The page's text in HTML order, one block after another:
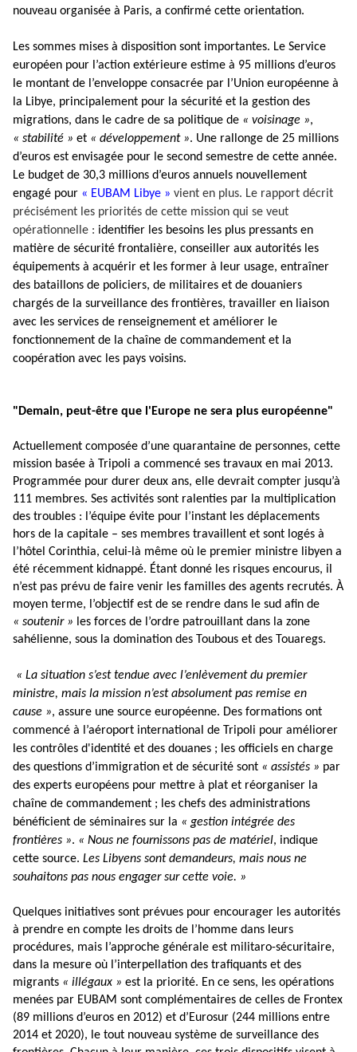
nouveau organisée à Paris, a confirmé cette orientation.
Les sommes mises à disposition sont importantes. Le Service
européen pour l’action extérieure estime à 95 millions d’euros
le montant de l’enveloppe consacrée par l’Union européenne à
la Libye, principalement pour la sécurité et la gestion des
migrations, dans le cadre de sa politique de « voisinage »,
« stabilité » et « développement ». Une rallonge de 25 millions
d’euros est envisagée pour le second semestre de cette année.
Le budget de 30,3 millions d’euros annuels nouvellement
engagé pour « EUBAM Libye » vient en plus. Le rapport décrit
précisément les priorités de cette mission qui se veut
opérationnelle : identifier les besoins les plus pressants en
matière de sécurité frontalière, conseiller aux autorités les
équipements à acquérir et les former à leur usage, entraîner
des bataillons de policiers, de militaires et de douaniers
chargés de la surveillance des frontières, travailler en liaison
avec les services de renseignement et améliorer le
fonctionnement de la chaîne de commandement et la
coopération avec les pays voisins.
"Demain, peut-être que l'Europe ne sera plus européenne"
Actuellement composée d’une quarantaine de personnes, cette
mission basée à Tripoli a commencé ses travaux en mai 2013.
Programmée pour durer deux ans, elle devrait compter jusqu’à
111 membres. Ses activités sont ralenties par la multiplication
des troubles : l’équipe évite pour l’instant les déplacements
hors de la capitale – ses membres travaillent et sont logés à
l’hôtel Corinthia, celui-là même où le premier ministre libyen a
été récemment kidnappé. Étant donné les risques encourus, il
n’est pas prévu de faire venir les familles des agents recrutés. À
moyen terme, l’objectif est de se rendre dans le sud afin de
« soutenir » les forces de l’ordre patrouillant dans la zone
sahélienne, sous la domination des Toubous et des Touaregs.
« La situation s’est tendue avec l’enlèvement du premier
ministre, mais la mission n’est absolument pas remise en
cause », assure une source européenne. Des formations ont
commencé à l’aéroport international de Tripoli pour améliorer
les contrôles d'identité et des douanes ; les officiels en charge
des questions d’immigration et de sécurité sont « assistés » par
des experts européens pour mettre à plat et réorganiser la
chaîne de commandement ; les chefs des administrations
bénéficient de séminaires sur la « gestion intégrée des
frontières ». « Nous ne fournissons pas de matériel, indique
cette source. Les Libyens sont demandeurs, mais nous ne
souhaitons pas nous engager sur cette voie. »
Quelques initiatives sont prévues pour encourager les autorités
à prendre en compte les droits de l’homme dans leurs
procédures, mais l’approche générale est militaro-sécuritaire,
dans la mesure où l’interpellation des trafiquants et des
migrants « illégaux » est la priorité. En ce sens, les opérations
menées par EUBAM sont complémentaires de celles de Frontex
(89 millions d’euros en 2012) et d’Eurosur (244 millions entre
2014 et 2020), le tout nouveau système de surveillance des